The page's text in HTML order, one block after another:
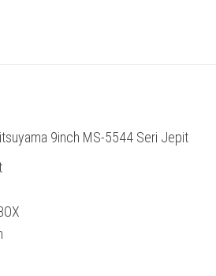
9inch MS-5544 Seri Jepit